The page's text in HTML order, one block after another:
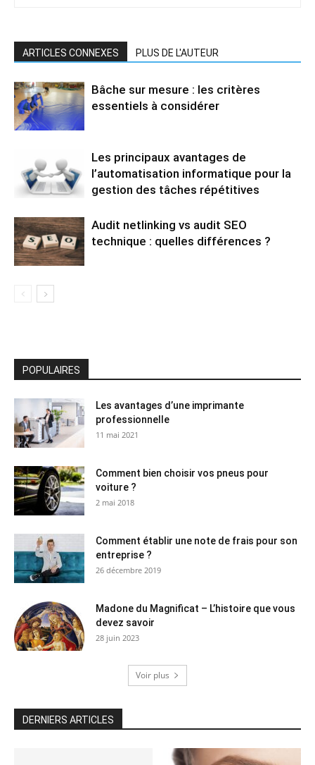
ARTICLES CONNEXES PLUS DE L'AUTEUR
Bâche sur mesure : les critères
essentiels à considérer
Les principaux avantages de
l’automatisation informatique pour la
gestion des tâches répétitives
Audit netlinking vs audit SEO
technique : quelles différences ?
POPULAIRES
Les avantages d’une imprimante
professionnelle
11 mai 2021
Comment bien choisir vos pneus pour
voiture ?
2 mai 2018
Comment établir une note de frais pour son
entreprise ?
26 décembre 2019
Madone du Magnificat – L’histoire que vous
devez savoir
28 juin 2023
Voir plus
DERNIERS ARTICLES